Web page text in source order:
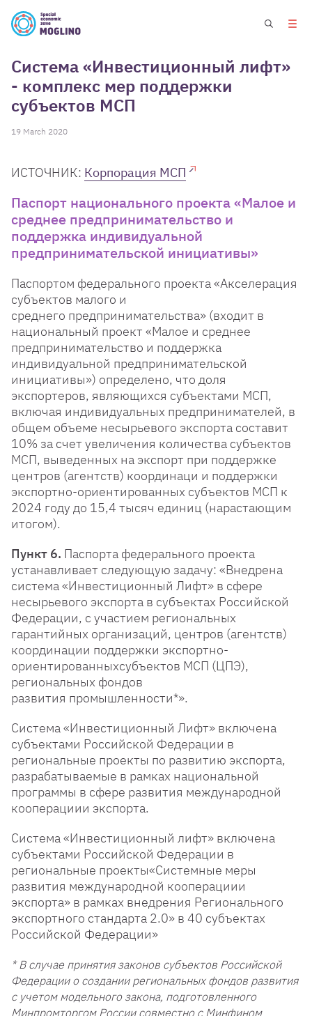
Система «Инвестиционный лифт»
- комплекс мер поддержки
субъектов МСП
19 March 2020
ИСТОЧНИК: Корпорация МСП
Паспорт национального проекта «Малое и
среднее предпринимательство и
поддержка индивидуальной
предпринимательской инициативы»
Паспортом федерального проекта «Акселерация
субъектов малого и
среднего предпринимательства» (входит в
национальный проект «Малое и среднее
предпринимательство и поддержка
индивидуальной предпринимательской
инициативы») определено, что доля
экспортеров, являющихся субъектами МСП,
включая индивидуальных предпринимателей, в
общем объеме несырьевого экспорта составит
10% за счет увеличения количества субъектов
МСП, выведенных на экспорт при поддержке
центров (агентств) координаци и поддержки
экспортно-ориентированных субъектов МСП к
2024 году до 15,4 тысяч единиц (нарастающим
итогом).
Пункт 6. Паспорта федерального проекта
устанавливает следующую задачу: «Внедрена
система «Инвестиционный Лифт» в сфере
несырьевого экспорта в субъектах Российской
Федерации, с участием региональных
гарантийных организаций, центров (агентств)
координации поддержки экспортно-
ориентированныхсубъектов МСП (ЦПЭ),
региональных фондов
развития промышленности*».
Cистема «Инвестиционный Лифт» включена
субъектами Российской Федерации в
региональные проекты по развитию экспорта,
разрабатываемые в рамках национальной
программы в сфере развития международной
кооперациии экспорта.
Система «Инвестиционный лифт» включена
субъектами Российской Федерации в
региональные проекты«Системные меры
развития международной кооперациии
экспорта» в рамках внедрения Регионального
экспортного стандарта 2.0» в 40 субъектах
Российской Федерации»
* В случае принятия законов субъектов Российской
Федерации о создании региональных фондов развития
с учетом модельного закона, подготовленного
Минпромторгом России совместно с Минфином